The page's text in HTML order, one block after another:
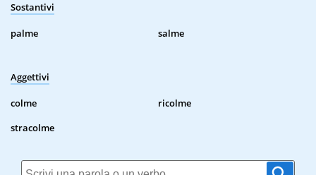
Sostantivi
palme salme
Aggettivi
colme
ricolme
stracolme